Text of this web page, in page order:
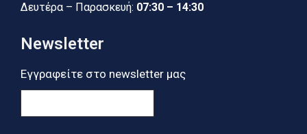
Δευτέρα – Παρασκευή: 07:30 – 14:30
Newsletter
Εγγραφείτε στο newsletter μας